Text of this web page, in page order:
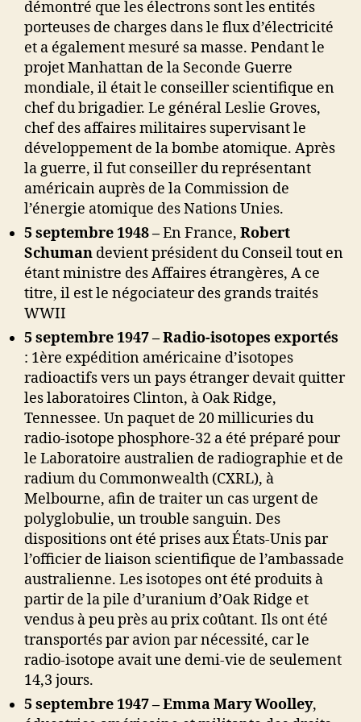
démontré que les électrons sont les entités
porteuses de charges dans le flux d’électricité
et a également mesuré sa masse. Pendant le
projet Manhattan de la Seconde Guerre
mondiale, il était le conseiller scientifique en
chef du brigadier. Le général Leslie Groves,
chef des affaires militaires supervisant le
développement de la bombe atomique. Après
la guerre, il fut conseiller du représentant
américain auprès de la Commission de
l’énergie atomique des Nations Unies.
5 septembre 1948 –En France, Robert
Schuman devient président du Conseil tout en
étant ministre des Affaires étrangères, A ce
titre, il est le négociateur des grands traités
WWII
5 septembre 1947 – Radio-isotopes exportés
: 1ère expédition américaine d’isotopes
radioactifs vers un pays étranger devait quitter
les laboratoires Clinton, à Oak Ridge,
Tennessee. Un paquet de 20 millicuries du
radio-isotope phosphore-32 a été préparé pour
le Laboratoire australien de radiographie et de
radium du Commonwealth (CXRL), à
Melbourne, afin de traiter un cas urgent de
polyglobulie, un trouble sanguin. Des
dispositions ont été prises aux États-Unis par
l’officier de liaison scientifique de l’ambassade
australienne. Les isotopes ont été produits à
partir de la pile d’uranium d’Oak Ridge et
vendus à peu près au prix coûtant. Ils ont été
transportés par avion par nécessité, car le
radio-isotope avait une demi-vie de seulement
14,3 jours.
5 septembre 1947 –Emma Mary Woolley,